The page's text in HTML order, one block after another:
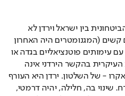
אין שום סיבה שההרמוניה הביטחונית בין ישראל וירדן לא
תישמר. היא צלחה משברים קשים (המגנומטרים היה האחרון
שבהם), ותדע להתמודד גם עם עימותים פוטנציאליים בגדה או
ברצועה. הדאגה הישראלית העיקרית בהקשר הירדני אינה
במיקרו של הטרור, אלא במאקרו - של השלטון. ירדן היא העורף
האסטרטגי של ישראל ממזרח. שינוי בה, חלילה, יהיה דרמטי,